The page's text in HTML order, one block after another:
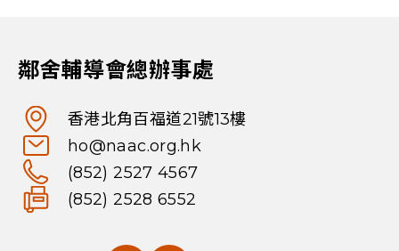
鄰舍輔導會總辦事處
香港北角百福道21號13樓
ho@naac.org.hk
(852) 2527 4567
(852) 2528 6552